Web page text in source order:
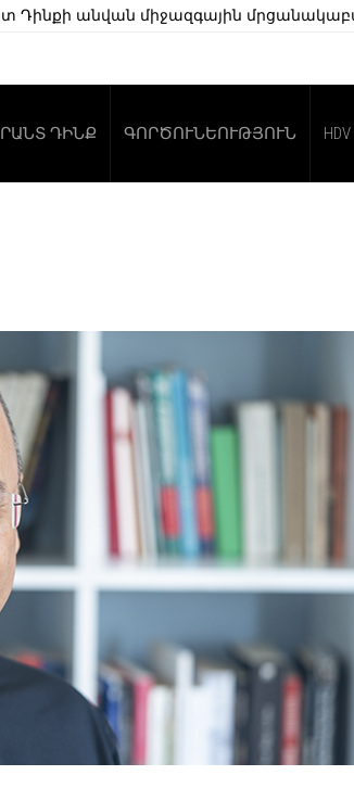
Դինքի անվան միջազգային
ԴԻՆՔ ԳՈՐԾՈՒՆԵՈՒԹՅՈՒՆ